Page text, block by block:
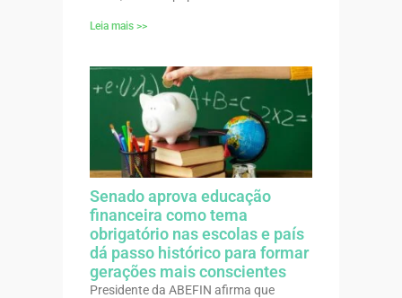
Leia mais >>
Senado aprova educação
financeira como tema
obrigatório nas escolas e país
dá passo histórico para formar
gerações mais conscientes
Presidente da ABEFIN afirma que